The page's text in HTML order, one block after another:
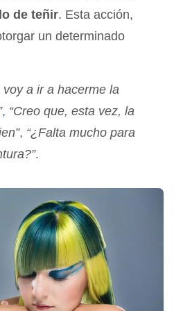
de teñir. Esta acción,
un determinado
voy a ir a hacerme la
, “Creo que, esta vez, la
, “¿Falta mucho para
.